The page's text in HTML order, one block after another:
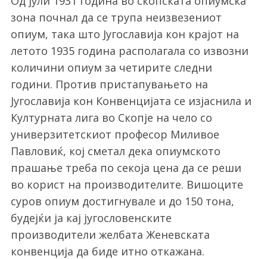
зона почнал да се трупа неизвезениот
опиум, така што Југославија кон крајот на
летото 1935 година располагала со извозни
количини опиум за четирите следни
години. Против пристапувањето на
Југославија кон Конвенцијата се изјаснила и
Културната лига во Скопје на чело со
универзитетскиот професор Миливое
Павловиќ, кој сметал дека опиумското
прашање треба по секоја цена да се реши
во корист на производителите. Вишоците
суров опиум достигнувале и до 150 тона,
будејќи ја кај југословенските
производители желбата Женевската
конвенција да биде итно откажана.